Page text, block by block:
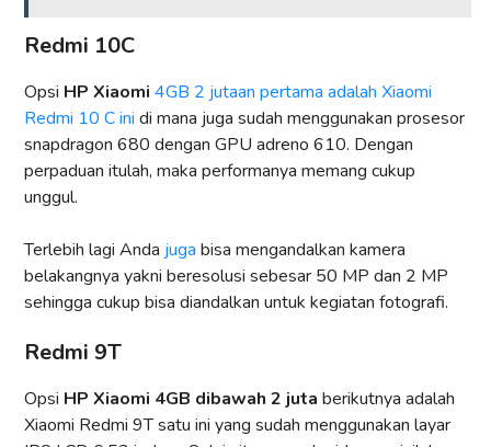
Redmi 10C
Opsi HP Xiaomi 4GB 2 jutaan pertama adalah Xiaomi
Redmi 10 C ini di mana juga sudah menggunakan prosesor
snapdragon 680 dengan GPU adreno 610. Dengan
perpaduan itulah, maka performanya memang cukup
unggul.
Terlebih lagi Anda juga bisa mengandalkan kamera
belakangnya yakni beresolusi sebesar 50 MP dan 2 MP
sehingga cukup bisa diandalkan untuk kegiatan fotografi.
Redmi 9T
Opsi HP Xiaomi 4GB dibawah 2 juta berikutnya adalah
Xiaomi Redmi 9T satu ini yang sudah menggunakan layar